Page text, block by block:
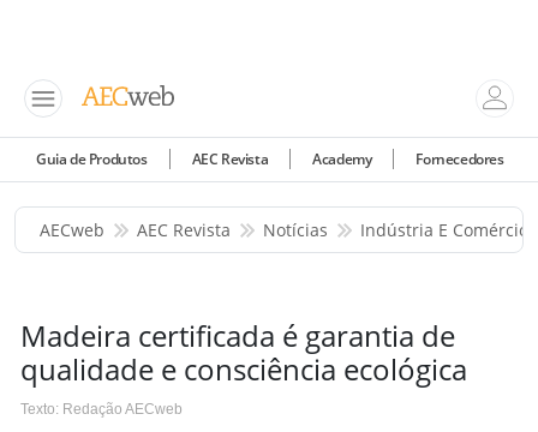
Guia de Produtos AEC Revista Academy Fornecedores
AECweb AEC Revista Notícias Indústria E Comércio
Madeira certificada é garantia de
qualidade e consciência ecológica
Texto: Redação AECweb